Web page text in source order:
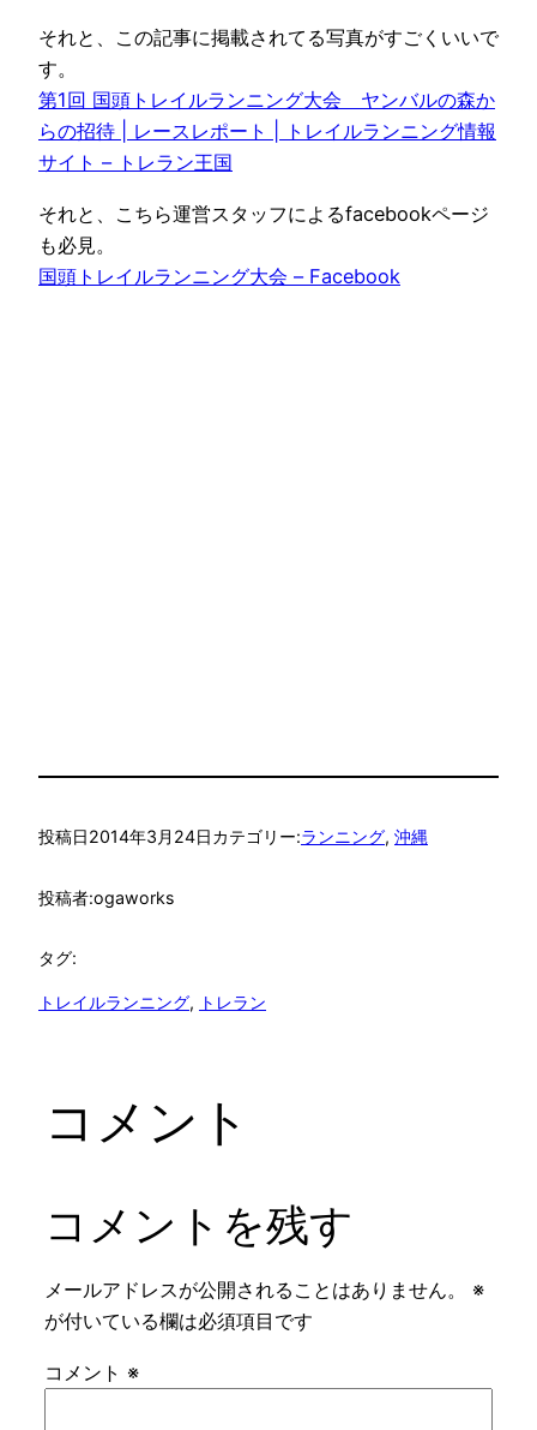
それと、この記事に掲載されてる写真がすごくいいで
す。
第1回 国頭トレイルランニング大会 ヤンバルの森か
らの招待 | レースレポート | トレイルランニング情報
サイト – トレラン王国
それと、こちら運営スタッフによるfacebookページ
も必見。
国頭トレイルランニング大会 – Facebook
投稿日2014年3月24日カテゴリー:ランニング, 沖縄
投稿者:ogaworks
タグ:
トレイルランニング, トレラン
コメント
コメントを残す
メールアドレスが公開されることはありません。
※
が付いている欄は必須項目です
コメント ※